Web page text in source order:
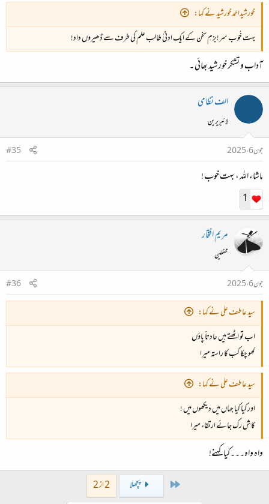
خورشیداحمدخورشید نے کہا:
بہت خُوب سر!بزمِ سخن کے ایک ادنیٰ طالب علم کی طرف سے ڈھیروں داد!
آداب و تشکر خورشید بھائی ۔
الف نظامی
لائبریرین
جون 6، 2025
#35
ماشاء اللہ ، بہت خوب !
1
مریم افتخار
محفلین
جون 6، 2025
#36
سید عاطف علی نے کہا:
اب تو اٹھتے ہیں عادتاََ پاؤں
کھو چکا کب کا راستہ میرا
سید عاطف علی نے کہا:
اور کیا کیا جہاں میں دیکھوں میں !
کاش رک جائے ارتقاء میرا
واہ واہ۔۔۔کیا کہنے!
First پچھلا 2 از 2